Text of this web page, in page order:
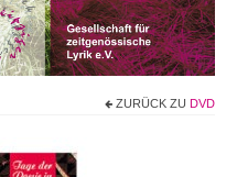
ZURÜCK ZU DVD